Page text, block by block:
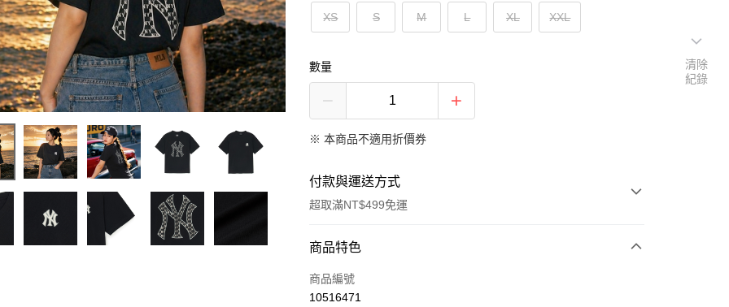
XS S M L XL XXL
數量
※ 本商品不適用折價券
付款與運送方式
超取滿NT$499免運
付款方式
信用卡一次付款
商品特色
商品編號
10516471
清除
紀錄